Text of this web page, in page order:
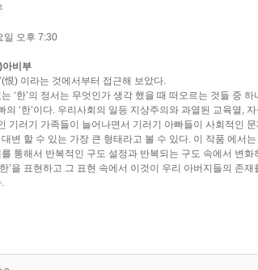
일 오후 7:30
아비부
恨) 이라는 것에서부터 접근해 보았다.
‘한’의 정서는 무엇인가 생각 했을 때 떠오르는 것들 중 하
의 ‘한’이다. 우리사회의 일등 지상주의와 과열된 교육열,
기러기 가족들이 늘어나면서 기러기 아빠들이 사회적인
대변 할 수 있는 가장 큰 형태라고 볼 수 있다. 이 작품 에서
를 통해서 반복적인 구도 설정과 반복되는 구도 속에서 변화
’을 표현하고 그 표현 속에서 이것이 우리 아버지들의 존재